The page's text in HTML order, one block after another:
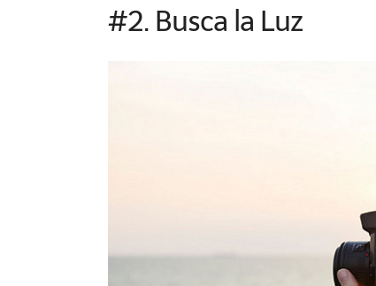
#2. Busca la Luz